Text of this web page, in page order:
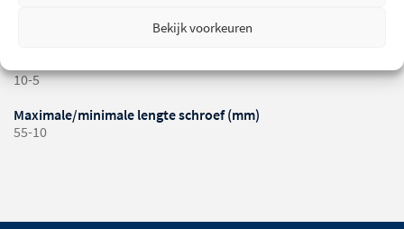
Bekijk voorkeuren
10-5
Maximale/minimale lengte schroef (mm)
55-10